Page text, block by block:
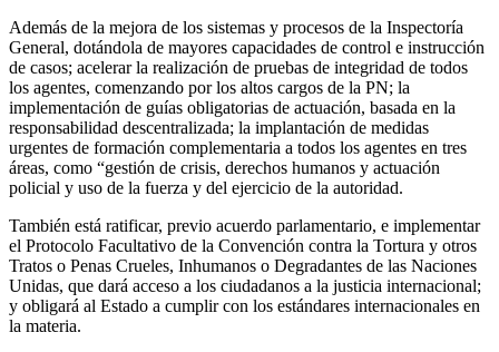
Además de la mejora de los sistemas y procesos de la Inspectoría
General, dotándola de mayores capacidades de control e instrucción
de casos; acelerar la realización de pruebas de integridad de todos
los agentes, comenzando por los altos cargos de la PN; la
implementación de guías obligatorias de actuación, basada en la
responsabilidad descentralizada; la implantación de medidas
urgentes de formación complementaria a todos los agentes en tres
áreas, como “gestión de crisis, derechos humanos y actuación
policial y uso de la fuerza y del ejercicio de la autoridad.
También está ratificar, previo acuerdo parlamentario, e implementar
el Protocolo Facultativo de la Convención contra la Tortura y otros
Tratos o Penas Crueles, Inhumanos o Degradantes de las Naciones
Unidas, que dará acceso a los ciudadanos a la justicia internacional;
y obligará al Estado a cumplir con los estándares internacionales en
la materia.